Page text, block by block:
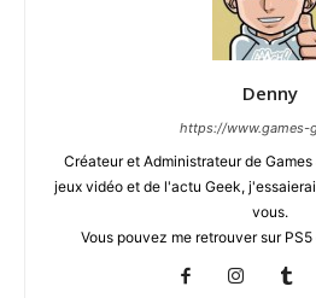
Denny
https://www.games-
Créateur et Administrateur de
jeux vidéo et de l'actu Geek,
vous.
Vous pouvez me retrouver sur